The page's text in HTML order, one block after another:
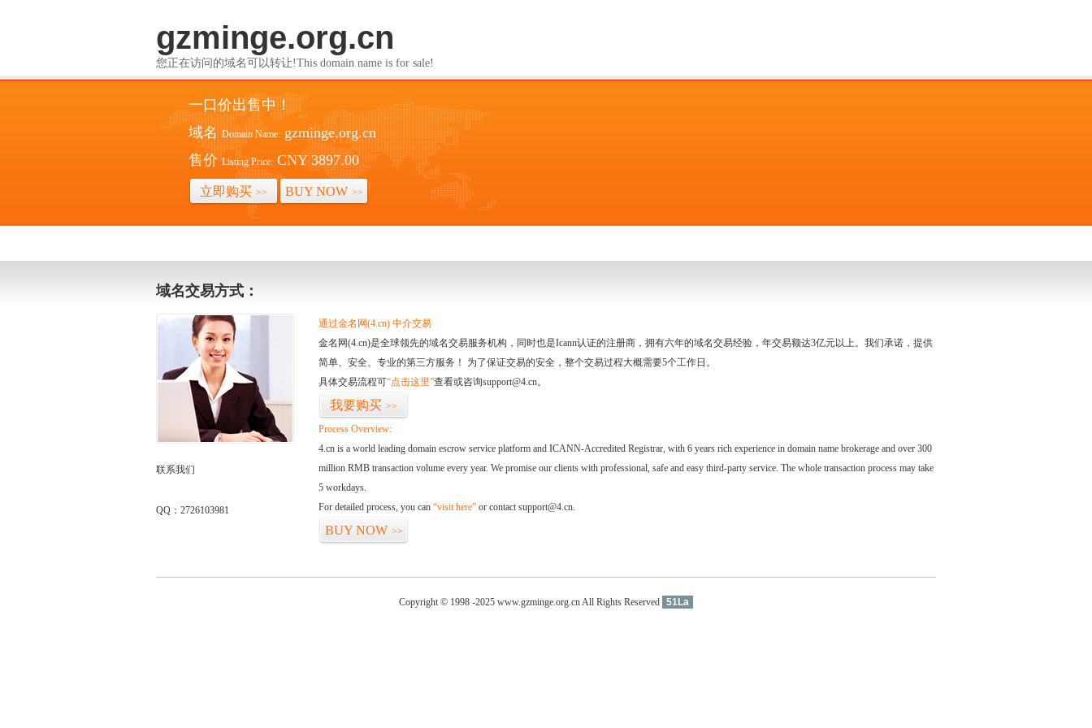
gzminge.org.cn
您正在访问的域名可以转让!This domain name is for sale!
一口价出售中！
域名 Domain Name: gzminge.org.cn
售价 Listing Price: CNY 3897.00
立即购买 >> BUY NOW >>
域名交易方式：
联系我们
QQ：2726103981
通过金名网(4.cn) 中介交易
金名网(4.cn)是全球领先的域名交易服务机构，同时也是Icann认证的注册商，拥有六年的域名交易经验，年交易额达3亿元以上。我们承诺，提供
简单、安全、专业的第三方服务！ 为了保证交易的安全，整个交易过程大概需要5个工作日。
具体交易流程可“点击这里”查看或咨询support@4.cn。
我要购买 >>
Process Overview:
4.cn is a world leading domain escrow service platform and ICANN-Accredited Registrar, with 6 years rich experience in domain name brokerage and over 300
million RMB transaction volume every year. We promise our clients with professional, safe and easy third-party service. The whole transaction process may take
5 workdays.
For detailed process, you can “visit here” or contact support@4.cn.
BUY NOW >>
Copyright © 1998 -2025 www.gzminge.org.cn All Rights Reserved 51La